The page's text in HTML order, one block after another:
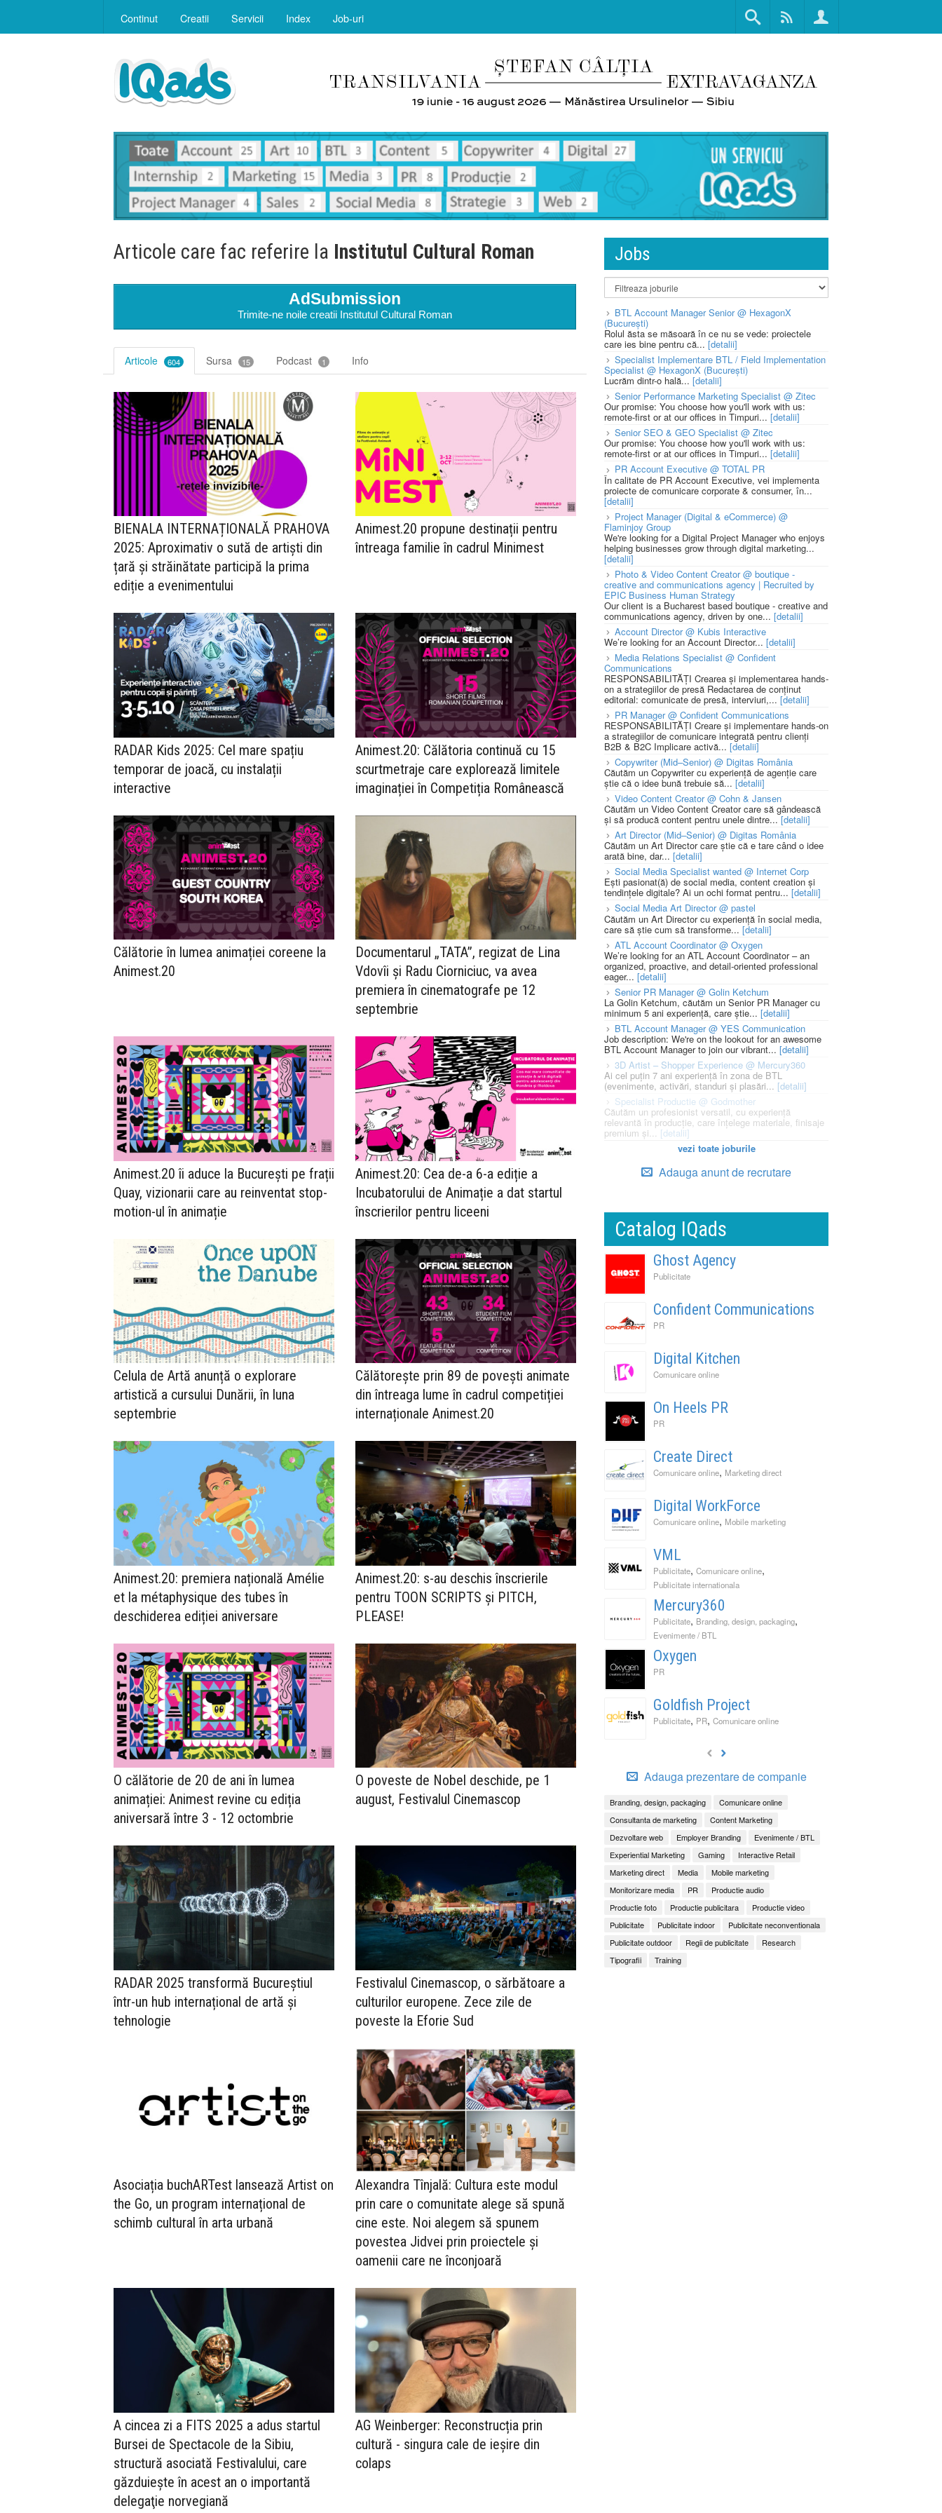
Continut Creatii Servicii Index Job-uri
Articole care fac referire la Institutul Cultural Roman
AdSubmission
Trimite-ne noile creatii Institutul Cultural Roman
Articole 604 Sursa 15 Podcast 1 Info
BIENALA INTERNAȚIONALĂ PRAHOVA
2025: Aproximativ o sută de artiști din
țară și străinătate participă la prima
ediție a evenimentului
Animest.20 propune destinații pentru
întreaga familie în cadrul Minimest
RADAR Kids 2025: Cel mare spațiu
temporar de joacă, cu instalații
interactive
Animest.20: Călătoria continuă cu 15
scurtmetraje care explorează limitele
imaginației în Competiția Românească
Călătorie în lumea animației coreene la
Animest.20
Documentarul „TATA”, regizat de Lina
Vdovîi și Radu Ciorniciuc, va avea
premiera în cinematografe pe 12
septembrie
Animest.20 îi aduce la București pe frații
Quay, vizionarii care au reinventat stop-
motion-ul în animație
Animest.20: Cea de-a 6-a ediție a
Incubatorului de Animație a dat startul
înscrierilor pentru liceeni
Celula de Artă anunță o explorare
artistică a cursului Dunării, în luna
septembrie
Călătorește prin 89 de povești animate
din întreaga lume în cadrul competiției
internaționale Animest.20
Animest.20: premiera națională Amélie
et la métaphysique des tubes în
deschiderea ediției aniversare
Animest.20: s-au deschis înscrierile
pentru TOON SCRIPTS și PITCH,
PLEASE!
O călătorie de 20 de ani în lumea
animației: Animest revine cu ediția
aniversară între 3 - 12 octombrie
O poveste de Nobel deschide, pe 1
august, Festivalul Cinemascop
RADAR 2025 transformă Bucureștiul
într-un hub internațional de artă și
tehnologie
Festivalul Cinemascop, o sărbătoare a
culturilor europene. Zece zile de
poveste la Eforie Sud
Asociația buchARTest lansează Artist on
the Go, un program internațional de
schimb cultural în arta urbană
Alexandra Tînjală: Cultura este modul
prin care o comunitate alege să spună
cine este. Noi alegem să spunem
povestea Jidvei prin proiectele și
oamenii care ne înconjoară
A cincea zi a FITS 2025 a adus startul
Bursei de Spectacole de la Sibiu,
structură asociată Festivalului, care
găzduieşte în acest an o importantă
delegaţie norvegiană
AG Weinberger: Reconstrucția prin
cultură - singura cale de ieșire din
colaps
Jobs
BTL Account Manager Senior @ HexagonX
(București)
Rolul ăsta se măsoară în ce nu se vede: proiectele
care ies bine pentru că... [detalii]
Specialist Implementare BTL / Field Implementation
Specialist @ HexagonX (București)
Lucrăm dintr-o hală... [detalii]
Senior Performance Marketing Specialist @ Zitec
Our promise: You choose how you'll work with us:
remote-first or at our offices in Timpuri... [detalii]
Senior SEO & GEO Specialist @ Zitec
Our promise: You choose how you'll work with us:
remote-first or at our offices in Timpuri... [detalii]
PR Account Executive @ TOTAL PR
În calitate de PR Account Executive, vei implementa
proiecte de comunicare corporate & consumer, în...
[detalii]
Project Manager (Digital & eCommerce) @
Flaminjoy Group
We're looking for a Digital Project Manager who enjoys
helping businesses grow through digital marketing...
[detalii]
Photo & Video Content Creator @ boutique -
creative and communications agency | Recruited by
EPIC Business Human Strategy
Our client is a Bucharest based boutique - creative and
communications agency, driven by one... [detalii]
Account Director @ Kubis Interactive
We’re looking for an Account Director... [detalii]
Media Relations Specialist @ Confident
Communications
RESPONSABILITĂȚI Crearea și implementarea hands-
on a strategiilor de presă Redactarea de conținut
editorial: comunicate de presă, interviuri,... [detalii]
PR Manager @ Confident Communications
RESPONSABILITĂȚI Creare și implementare hands-on
a strategiilor de comunicare integrată pentru clienți
B2B & B2C Implicare activă... [detalii]
Copywriter (Mid–Senior) @ Digitas România
Căutăm un Copywriter cu experiență de agenție care
știe că o idee bună trebuie să... [detalii]
Video Content Creator @ Cohn & Jansen
Căutăm un Video Content Creator care să gândească
și să producă content pentru unele dintre... [detalii]
Art Director (Mid–Senior) @ Digitas România
Căutăm un Art Director care știe că e tare când o idee
arată bine, dar... [detalii]
Social Media Specialist wanted @ Internet Corp
Ești pasionat(ă) de social media, content creation și
tendințele digitale? Ai un ochi format pentru... [detalii]
Social Media Art Director @ pastel
Căutăm un Art Director cu experiență în social media,
care să știe cum să transforme... [detalii]
ATL Account Coordinator @ Oxygen
We’re looking for an ATL Account Coordinator – an
organized, proactive, and detail-oriented professional
eager... [detalii]
Senior PR Manager @ Golin Ketchum
La Golin Ketchum, căutăm un Senior PR Manager cu
minimum 5 ani experiență, care știe... [detalii]
BTL Account Manager @ YES Communication
Job description: We're on the lookout for an awesome
BTL Account Manager to join our vibrant... [detalii]
3D Artist – Shopper Experience @ Mercury360
Ai cel puțin 7 ani experiență în zona de BTL
(evenimente, activări, standuri și plasări... [detalii]
Specialist Productie @ Godmother
Căutăm un profesionist versatil, cu experiență
relevantă în producție, care înțelege materiale, finisaje
premium și... [detalii]
vezi toate joburile
Adauga anunt de recrutare
Catalog IQads
Ghost Agency
Publicitate
Confident Communications
PR
Digital Kitchen
Comunicare online
On Heels PR
PR
Create Direct
Comunicare online, Marketing direct
Digital WorkForce
Comunicare online, Mobile marketing
VML
Publicitate, Comunicare online,
Publicitate internationala
Mercury360
Publicitate, Branding, design, packaging,
Evenimente / BTL
Oxygen
PR
Goldfish Project
Publicitate, PR, Comunicare online
Adauga prezentare de companie
Branding, design, packaging
Comunicare online
Consultanta de marketing
Content Marketing
Dezvoltare web
Employer Branding
Evenimente / BTL
Experiential Marketing
Gaming
Interactive Retail
Marketing direct
Media
Mobile marketing
Monitorizare media
PR
Productie audio
Productie foto
Productie publicitara
Productie video
Publicitate
Publicitate indoor
Publicitate neconventionala
Publicitate outdoor
Regii de publicitate
Research
Tipografii
Training